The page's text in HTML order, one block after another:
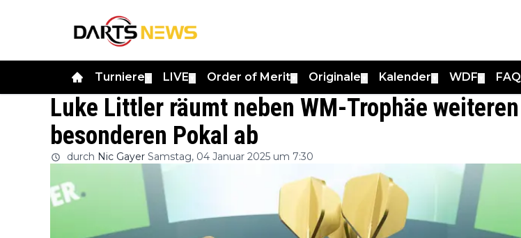
Turniere LIVE Order of Merit Originale Kalender WDF FAQ
Luke Littler räumt neben WM-Trophäe weiteren
besonderen Pokal ab
durch Nic Gayer Samstag, 04 Januar 2025 um 7:30